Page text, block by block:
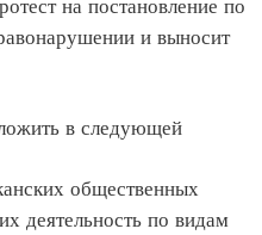
и выносит
в следующей
общественных
деятельность по видам